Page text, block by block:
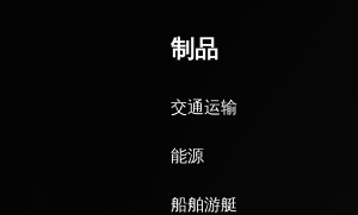
制品
交通运输
能源
船舶游艇